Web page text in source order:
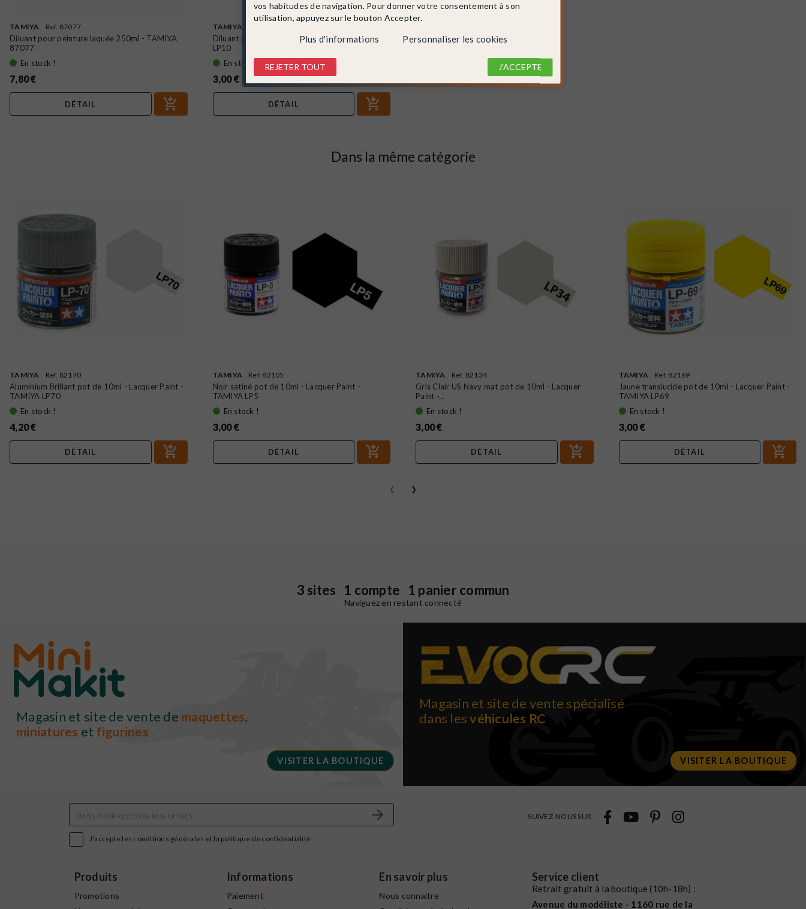
TAMIYA Ref. 87077
Diluant pour peinture laquée 250ml - TAMIYA
87077
En stock !
7,80 €
DÉTAIL
TAMIYA
Diluant pot de 10ml - Lacquer Paint - TAMIYA
LP10
En stock !
3,00 €
DÉTAIL
Dans la même catégorie
TAMIYA Ref. 82170
Aluminium Brillant pot de 10ml - Lacquer Paint -
TAMIYA LP70
En stock !
4,20 €
DÉTAIL
TAMIYA Ref. 82105
Noir satiné pot de 10ml - Lacquer Paint -
TAMIYA LP5
En stock !
3,00 €
DÉTAIL
TAMIYA Ref. 82134
Gris Clair US Navy mat pot de 10ml - Lacquer
Paint -...
En stock !
3,00 €
DÉTAIL
TAMIYA Ref. 82169
Jaune translucide pot de 10ml - Lacquer Paint -
TAMIYA LP69
En stock !
3,00 €
DÉTAIL
‹ ›
3 sites 1 compte 1 panier commun
Naviguez en restant connecté
Magasin et site de vente de maquettes,
miniatures et figurines
VISITER LA BOUTIQUE
Magasin et site de vente spécialisé
dans lesvéhicules RC
VISITER LA BOUTIQUE
J'accepte les conditions générales et la politique de confidentialité
SUIVEZ-NOUS SUR
Produits
Promotions
Informations
Paiement
En savoir plus
Nous connaitre
Service client
Retrait gratuit à la boutique (10h-18h) :
Avenue du modéliste - 1160 rue de la
vos habitudes de navigation. Pour donner votre consentement à son
utilisation, appuyez sur le bouton Accepter.
Plus d'informations Personnaliser les cookies
REJETER TOUT J'ACCEPTE